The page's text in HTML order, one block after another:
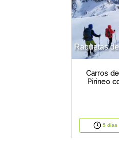
Raquetas
Carros
Pirineo
5 días